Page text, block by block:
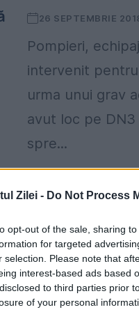
Zilei - Do Not Process
opt-out of the sale, sharing
for targeted
selection. Please note that
interest-based ads based
to third parties prior
of your personal
26 SEPTEMBRIE
Pompieri,
intervenit
urma unui grav
avut loc pe DN3
spre...
Fiul unui